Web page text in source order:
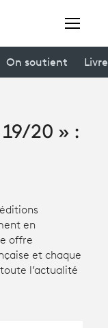
On soutient
20 » :
en
offre
et chaque
l’actualité